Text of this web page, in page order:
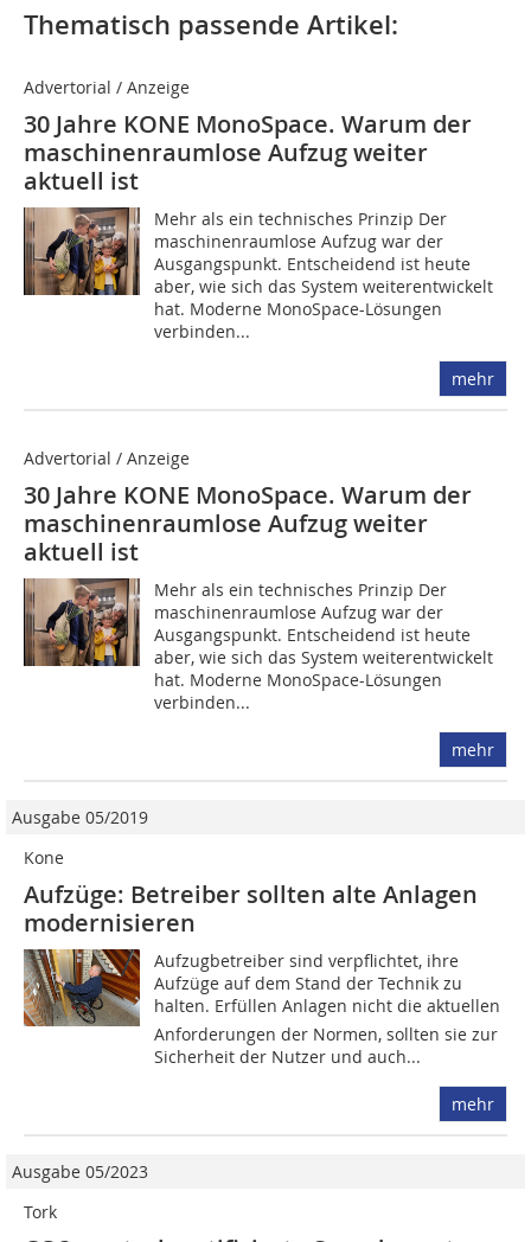
Thematisch passende Artikel:
Advertorial / Anzeige
30 Jahre KONE MonoSpace. Warum der
maschinenraumlose Aufzug weiter
aktuell ist
Mehr als ein technisches Prinzip Der
maschinenraumlose Aufzug war der
Ausgangspunkt. Entscheidend ist heute
aber, wie sich das System weiterentwickelt
hat. Moderne MonoSpace-Lösungen
verbinden...
mehr
Advertorial / Anzeige
30 Jahre KONE MonoSpace. Warum der
maschinenraumlose Aufzug weiter
aktuell ist
Mehr als ein technisches Prinzip Der
maschinenraumlose Aufzug war der
Ausgangspunkt. Entscheidend ist heute
aber, wie sich das System weiterentwickelt
hat. Moderne MonoSpace-Lösungen
verbinden...
mehr
Ausgabe 05/2019
Kone
Aufzüge: Betreiber sollten alte Anlagen
modernisieren
Aufzugbetreiber sind verpflichtet, ihre
Aufzüge auf dem Stand der Technik zu
halten. Erfüllen Anlagen nicht die aktuellen
Anforderungen der Normen, sollten sie zur
Sicherheit der Nutzer und auch...
mehr
Ausgabe 05/2023
Tork